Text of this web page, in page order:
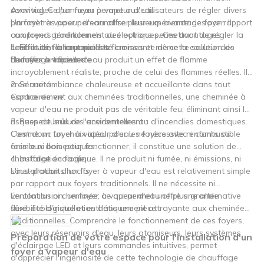
convivial. Ce panneau permet aux utilisateurs de régler divers
paramètres pour personnaliser leur expérience de foyer. Il
comprend généralement des options permettant de régler la
luminosité, la hauteur des flammes et même la couleur des
flammes artificielles.
Avantages d'un foyer à vapeur d'eau :
Un foyer à vapeur d'eau offre plusieurs avantages par rapport
aux foyers traditionnels ou électriques. Ces avantages
contribuent à la popularité croissante de cette solution de
chauffage innovante :
1. Effet de flamme réaliste :
Le foyer à vapeur d'eau produit un effet de flamme
incroyablement réaliste, proche de celui des flammes réelles. Il
crée une ambiance chaleureuse et accueillante dans tout
espace de vie.
2. Sécurité :
Contrairement aux cheminées traditionnelles, une cheminée à
vapeur d'eau ne produit pas de véritable feu, éliminant ainsi les
risques de brûlures accidentelles ou d'incendies domestiques.
C'est donc un choix idéal pour les foyers avec enfants ou
animaux domestiques.
3. Respectueux de l'environnement :
Comme un foyer à vapeur d'eau ne nécessite ni combustible
fossile ni bois pour fonctionner, il constitue une solution de
chauffage écologique. Il ne produit ni fumée, ni émissions, ni
sous-produits nocifs.
4. Installation facile :
L'installation d'un foyer à vapeur d'eau est relativement simple
par rapport aux foyers traditionnels. Il ne nécessite ni
ventilation ni cheminée, ce qui permet une plus grande
flexibilité d'installation dans une pièce.
En conclusion, un foyer à vapeur d'eau offre une alternative
sûre, écologique et esthétiquement attrayante aux cheminées
traditionnelles. Comprendre le fonctionnement de ces foyers,
avec leurs réservoirs d'eau, leurs atomiseurs, leurs systèmes
d'éclairage LED et leurs commandes intuitives, permet
d'apprécier l'ingéniosité de cette technologie de chauffage
Préparation de votre espace pour l'installation d'un
foyer à vapeur d'eau